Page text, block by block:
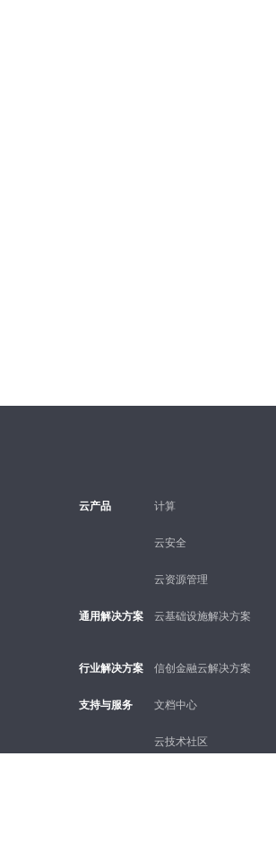
云产品 计算
云安全
云资源管理
通用解决方案 云基础设施解决方案
行业解决方案 信创金融云解决方案
支持与服务 文档中心
云技术社区